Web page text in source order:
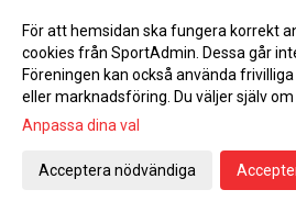
Välkomna till årets Halör Cup
Välkomna på ny match i Div 1
Välkomna på helgens hemmamatcher!
2010!
För att hemsidan ska fungera korrekt
cookies från SportAdmin. Dessa går
Föreningen kan också använda
eller marknadsföring. Du väljer själv om
Anpassa dina val
Acceptera nödvändiga